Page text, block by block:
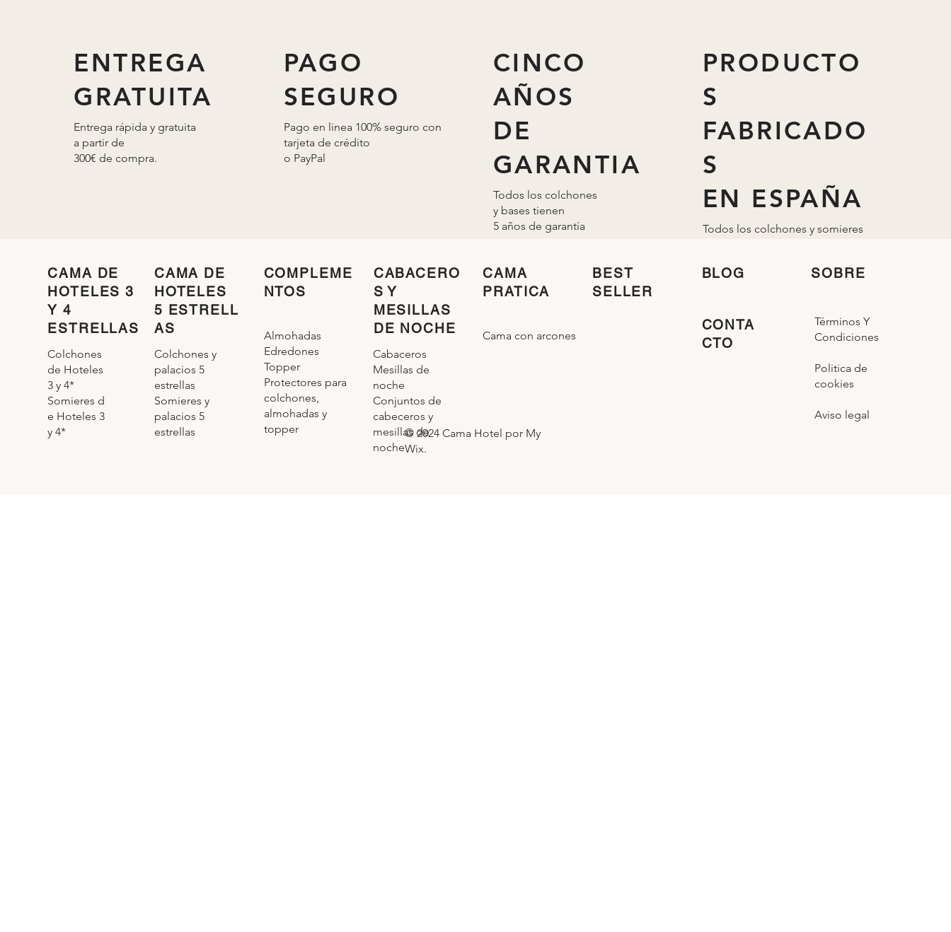
ENTREGA
GRATUITA
Entrega rápida y gratuita
a partir de
300€ de compra.
PAGO
SEGURO
Pago en linea 100% seguro con
tarjeta de crédito
o PayPal
CINCO
AÑOS
DE
GARANTIA
Todos los colchones
y bases tienen
5 años de garantía
PRODUCTO
S
FABRICADO
S
EN ESPAÑA
Todos los colchones y somieres
CAMA DE
HOTELES 3
Y 4
ESTRELLAS
Colchones
de Hoteles
3 y 4*
Somieres d
e Hoteles 3
y 4*
CAMA DE
HOTELES
5 ESTRELL
AS
Colchones y
palacios 5
estrellas
Somieres y
palacios 5
estrellas
COMPLEME
NTOS
Almohadas
Edredones
Topper
Protectores para
colchones,
almohadas y
topper
CABACERO
S Y
MESILLAS
DE NOCHE
Cabaceros
Mesillas de
noche
Conjuntos de
cabeceros y
mesillas de
noche
© 2024 Cama Hotel por My
Wix.
CAMA
PRATICA
Cama con arcones
BEST
SELLER
BLOG
CONTA
CTO
SOBRE
Términos Y
Condiciones
Politica de
cookies
Aviso legal